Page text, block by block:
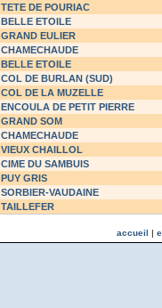
TETE DE POURIAC
BELLE ETOILE
GRAND EULIER
CHAMECHAUDE
BELLE ETOILE
COL DE BURLAN (SUD)
COL DE LA MUZELLE
ENCOULA DE PETIT PIERRE
GRAND SOM
CHAMECHAUDE
VIEUX CHAILLOL
CIME DU SAMBUIS
PUY GRIS
SORBIER-VAUDAINE
TAILLEFER
accueil |